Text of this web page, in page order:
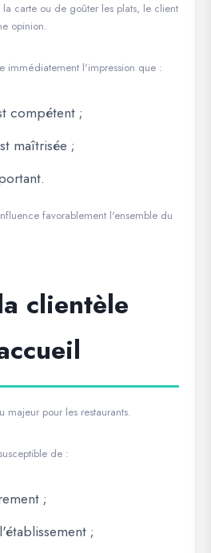
carte ou de goûter les plats, le client
opinion.
immédiatement l'impression que :
compétent ;
maîtrisée ;
favorablement l'ensemble du
clientèle
majeur pour les restaurants.
de :
;
;